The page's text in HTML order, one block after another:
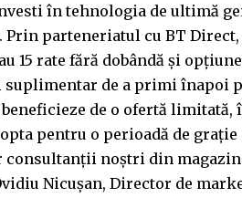
în tehnologia de ultimă
parteneriatul cu BT
15 rate fără dobândă și
suplimentar de a primi înapoi
de o ofertă limitată,
pentru o perioadă de grație
consultanții noștri din
Nicușan, Director de